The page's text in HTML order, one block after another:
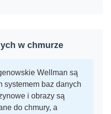
w chmurze
Wellman są
systemem baz danych
i obrazy są
do chmury, a